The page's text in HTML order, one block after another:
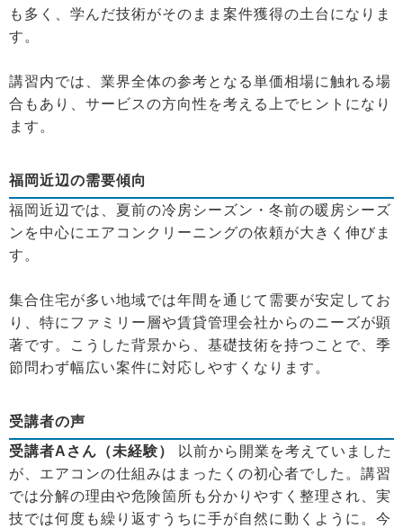
も多く、学んだ技術がそのまま案件獲得の土台になりま
す。
講習内では、業界全体の参考となる単価相場に触れる場
合もあり、サービスの方向性を考える上でヒントになり
ます。
福岡近辺の需要傾向
福岡近辺では、夏前の冷房シーズン・冬前の暖房シーズ
ンを中心にエアコンクリーニングの依頼が大きく伸びま
す。
集合住宅が多い地域では年間を通じて需要が安定してお
り、特にファミリー層や賃貸管理会社からのニーズが顕
著です。こうした背景から、基礎技術を持つことで、季
節問わず幅広い案件に対応しやすくなります。
受講者の声
受講者Aさん（未経験）
以前から開業を考えていました
が、エアコンの仕組みはまったくの初心者でした。講習
では分解の理由や危険箇所も分かりやすく整理され、実
技では何度も繰り返すうちに手が自然に動くように。今